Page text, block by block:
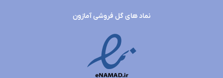
نماد های گل فروشی آمازون